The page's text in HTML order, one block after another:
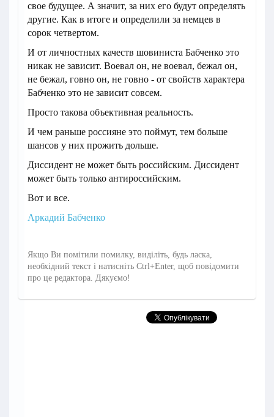
свое будущее. А значит, за них его будут определять
другие. Как в итоге и определили за немцев в
сорок четвертом.
И от личностных качеств шовиниста Бабченко это
никак не зависит. Воевал он, не воевал, бежал он,
не бежал, говно он, не говно - от свойств характера
Бабченко это не зависит совсем.
Просто такова объективная реальность.
И чем раньше россияне это поймут, тем больше
шансов у них прожить дольше.
Диссидент не может быть российским. Диссидент
может быть только антироссийским.
Вот и все.
Аркадий Бабченко
Якщо Ви помітили помилку, виділіть, будь ласка,
необхідний текст і натисніть Ctrl+Enter, щоб повідомити
про це редактора. Дякуємо!